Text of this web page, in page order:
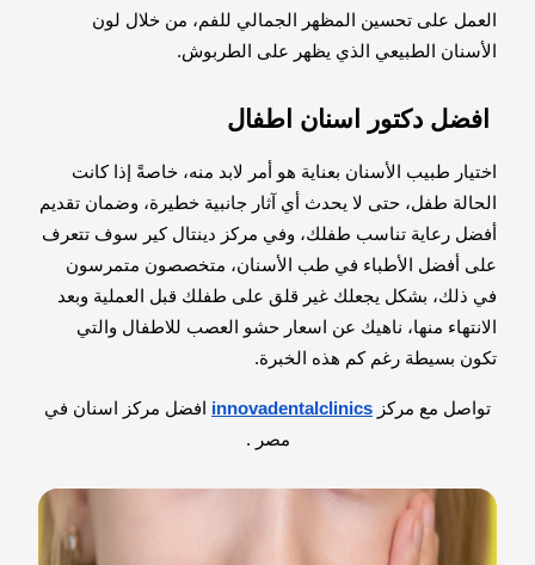
العمل على تحسين المظهر الجمالي للفم، من خلال لون
الأسنان الطبيعي الذي يظهر على الطربوش.
افضل دكتور اسنان اطفال
اختيار طبيب الأسنان بعناية هو أمر لابد منه، خاصةً إذا كانت
الحالة طفل، حتى لا يحدث أي آثار جانبية خطيرة، وضمان تقديم
أفضل رعاية تناسب طفلك، وفي مركز دينتال كير سوف تتعرف
على أفضل الأطباء في طب الأسنان، متخصصون متمرسون
في ذلك، بشكل يجعلك غير قلق على طفلك قبل العملية وبعد
الانتهاء منها، ناهيك عن اسعار حشو العصب للاطفال والتي
تكون بسيطة رغم كم هذه الخبرة.
تواصل مع مركز innovadentalclinics افضل مركز اسنان في
مصر .